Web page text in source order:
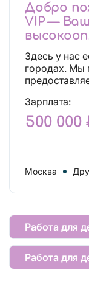
Добро
VIP —
Здесь у нас
городах. Мы
Зарплата:
500 000
Москва
Работа для
Работа для